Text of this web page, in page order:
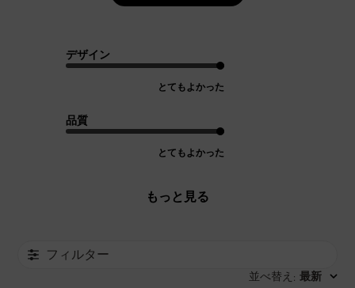
デザイン
とてもよかった
品質
とてもよかった
もっと見る
フィルター
並べ替え : 最新